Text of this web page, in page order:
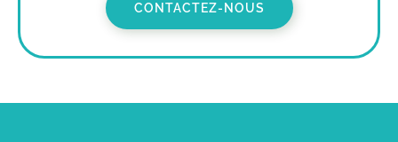
CONTACTEZ-NOUS